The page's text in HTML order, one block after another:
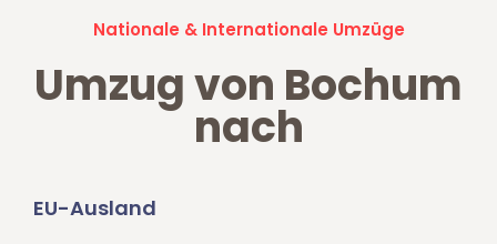
Nationale & Internationale Umzüge
Umzug von Bochum
nach
EU-Ausland